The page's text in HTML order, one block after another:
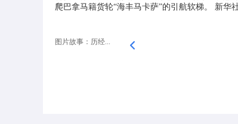
爬巴拿马籍货轮“海丰马卡萨”的引航软梯。 新华
图片故事：历经...